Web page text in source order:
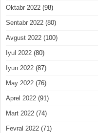
Oktabr 2022 (98)
Sentabr 2022 (80)
Avgust 2022 (100)
Iyul 2022 (80)
Iyun 2022 (87)
May 2022 (76)
Aprel 2022 (91)
Mart 2022 (74)
Fevral 2022 (71)